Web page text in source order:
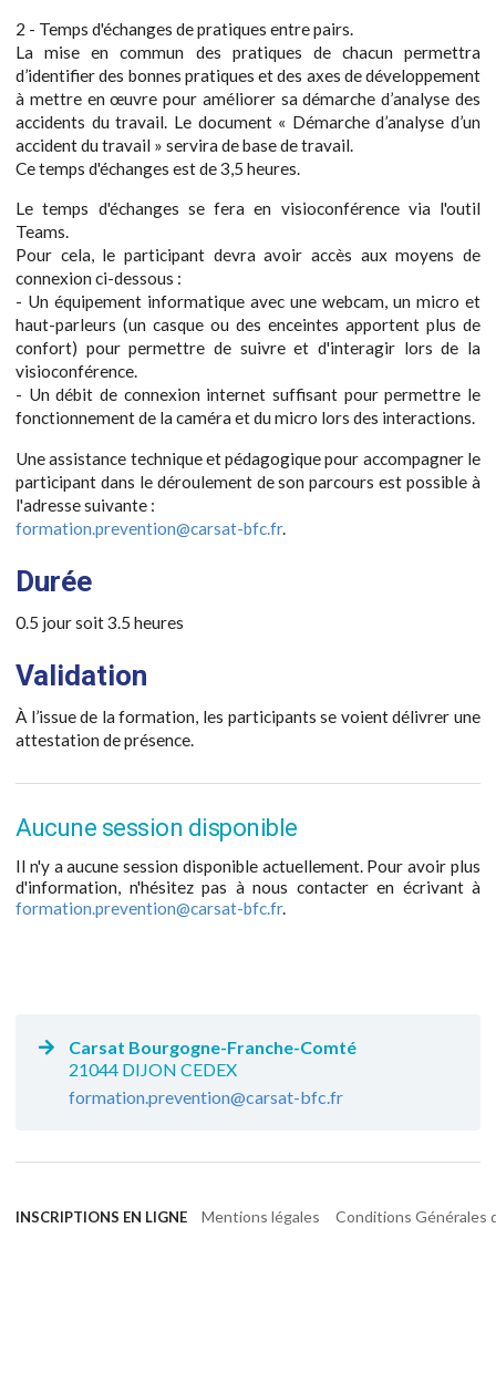
2 - Temps d'échanges de pratiques entre pairs.
La mise en commun des pratiques de chacun permettra
d’identifier des bonnes pratiques et des axes de développement
à mettre en œuvre pour améliorer sa démarche d’analyse des
accidents du travail. Le document « Démarche d’analyse d’un
accident du travail » servira de base de travail.
Ce temps d'échanges est de 3,5 heures.
Le temps d'échanges se fera en visioconférence via l'outil
Teams.
Pour cela, le participant devra avoir accès aux moyens de
connexion ci-dessous :
- Un équipement informatique avec une webcam, un micro et
haut-parleurs (un casque ou des enceintes apportent plus de
confort) pour permettre de suivre et d'interagir lors de la
visioconférence.
- Un débit de connexion internet suffisant pour permettre le
fonctionnement de la caméra et du micro lors des interactions.
Une assistance technique et pédagogique pour accompagner le
participant dans le déroulement de son parcours est possible à
l'adresse suivante :
formation.prevention@carsat-bfc.fr.
Durée
0.5 jour soit 3.5 heures
Validation
À l’issue de la formation, les participants se voient délivrer une
attestation de présence.
Aucune session disponible
Il n'y a aucune session disponible actuellement. Pour avoir plus
d'information, n'hésitez pas à nous contacter en écrivant à
formation.prevention@carsat-bfc.fr.
Carsat Bourgogne-Franche-Comté
21044 DIJON CEDEX
formation.prevention@carsat-bfc.fr
INSCRIPTIONS EN LIGNE Mentions légales Conditions Générales